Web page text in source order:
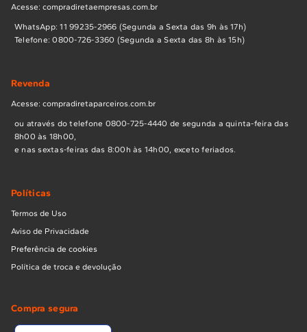
Acesse: compradiretaempresas.com.br
WhatsApp: 11 99235-2966 (Segunda a Sexta das 9h às 17h)
Telefone: 0800-726-3360 (Segunda a Sexta das 8h às 15h)
Revenda
Acesse: compradiretaparceiros.com.br
ou através do telefone 0800-725-4440 de segunda a quinta-feira das
8h00 às 18h00,
e nas sextas-feiras das 8:00h às 14h00, exceto feriados.
Políticas
Termos de Uso
Aviso de Privacidade
Preferência de cookies
Política de troca e devolução
Compra segura